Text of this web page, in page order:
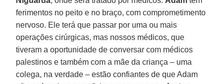
ferimentos no peito e no braço, com comprometimento
nervoso. Ele terá que passar por uma ou mais
operações cirúrgicas, mas nossos médicos, que
tiveram a oportunidade de conversar com médicos
palestinos e também com a mãe da criança – uma
colega, na verdade – estão confiantes de que Adam